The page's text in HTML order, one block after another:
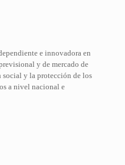
e innovadora en
y de mercado de
y la protección de los
a nivel nacional e